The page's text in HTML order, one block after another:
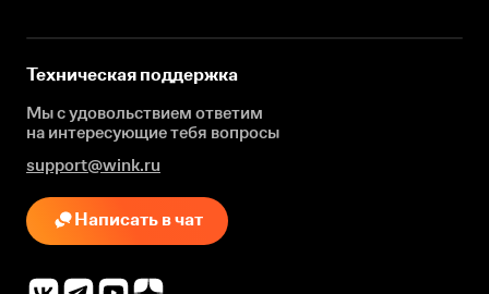
Техническая поддержка
Мы с удовольствием ответим
на интересующиетебя вопросы
support@wink.ru
Написать в чат